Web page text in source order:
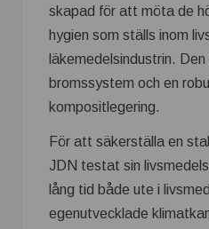
skapad för att möta de
hygien som ställs inom
läkemedelsindustrin.
bromssystem och en
kompositlegering.
För att säkerställa en
JDN testat sin
lång tid både ute i
egenutvecklade